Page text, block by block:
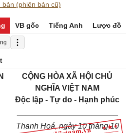
(phiên bản cũ)
VB gốc Tiếng Anh Lược đồ
CỘNG HÒA XÃ HỘI CHỦ
NGHĨA VIỆT NAM
Độc lập - Tự do - Hạnh phúc
Thanh Hoá, ngày 10 tháng 10